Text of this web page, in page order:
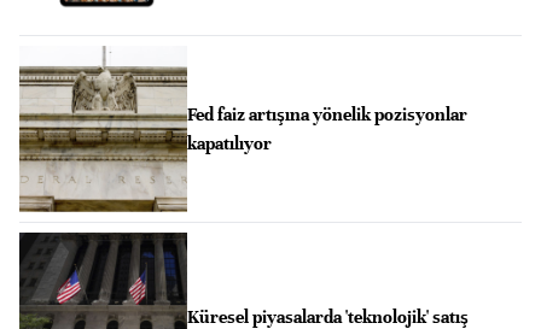
Fed faiz artışına yönelik pozisyonlar
kapatılıyor
Küresel piyasalarda 'teknolojik' satış